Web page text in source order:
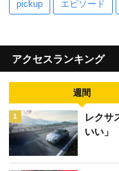
pickup エピソード
アクセスランキング
週間
1
レクサ
いい」